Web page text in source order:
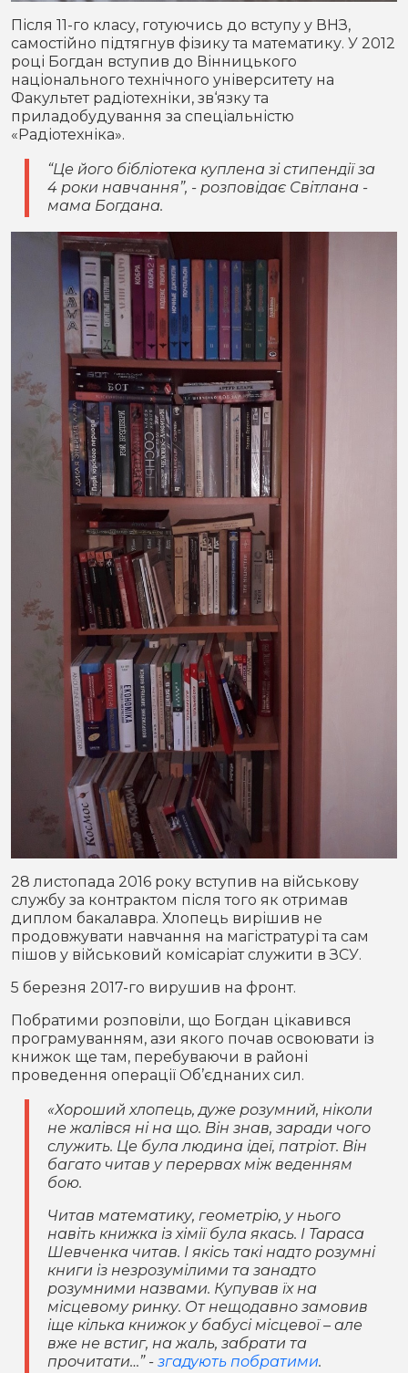
Після 11-го класу, готуючись до вступу у ВНЗ,
самостійно підтягнув фізику та математику. У 2012
році Богдан вступив до Вінницького
національного технічного університету на
Факультет радіотехніки, зв‘язку та
приладобудування за спеціальністю
«Радіотехніка».
“Це його бібліотека куплена зі стипендії за
4 роки навчання”, - розповідає Світлана -
мама Богдана.
28 листопада 2016 року вступив на військову
службу за контрактом після того як отримав
диплом бакалавра. Хлопець вирішив не
продовжувати навчання на магістратурі та сам
пішов у військовий комісаріат служити в ЗСУ.
5 березня 2017-го вирушив на фронт.
Побратими розповіли, що Богдан цікавився
програмуванням, ази якого почав освоювати із
книжок ще там, перебуваючи в районі
проведення операції Об’єднаних сил.
«Хороший хлопець, дуже розумний, ніколи
не жалівся ні на що. Він знав, заради чого
служить. Це була людина ідеї, патріот. Він
багато читав у перервах між веденням
бою.
Читав математику, геометрію, у нього
навіть книжка із хімії була якась. І Тараса
Шевченка читав. І якісь такі надто розумні
книги із незрозумілими та занадто
розумними назвами. Купував їх на
місцевому ринку. От нещодавно замовив
іще кілька книжок у бабусі місцевої – але
вже не встиг, на жаль, забрати та
прочитати…” - згадують побратими.